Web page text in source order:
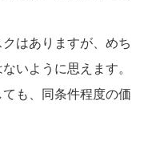
はありますが、めち
いように思えます。
も、同条件程度の価